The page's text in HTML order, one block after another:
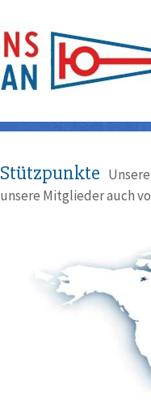
Stützpunkte
unsere Mitglieder auch